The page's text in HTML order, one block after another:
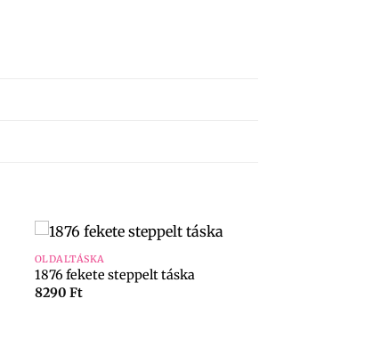
+
OLDALTÁSKA
1876 fekete steppelt táska
8290 Ft